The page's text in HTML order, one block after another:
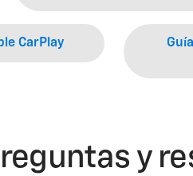
CarPlay
y